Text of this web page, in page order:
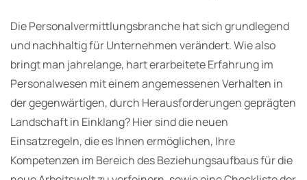
Die Personalvermittlungsbranche hat sich grundlegend
und nachhaltig für Unternehmen verändert. Wie also
bringt man jahrelange, hart erarbeitete Erfahrung im
Personalwesen mit einem angemessenen Verhalten in
der gegenwärtigen, durch Herausforderungen geprägten
Landschaft in Einklang? Hier sind die neuen
Einsatzregeln, die es Ihnen ermöglichen, Ihre
Kompetenzen im Bereich des Beziehungsaufbaus für die